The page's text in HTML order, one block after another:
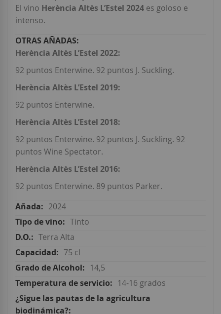
El vino Herència Altès L’Estel 2024 es goloso e
intenso.
Herència Altès L’Estel 2022:
92 puntos Enterwine. 92 puntos J. Suckling.
Herència Altès L’Estel 2019:
92 puntos Enterwine.
Herència Altès L’Estel 2018:
92 puntos Enterwine. 92 puntos J. Suckling. 92
puntos Wine Spectator.
Herència Altès L’Estel 2016:
92 puntos Enterwine. 89 puntos Parker.
2024
Tinto
Terra Alta
75 cl
14,5
14-16 grados